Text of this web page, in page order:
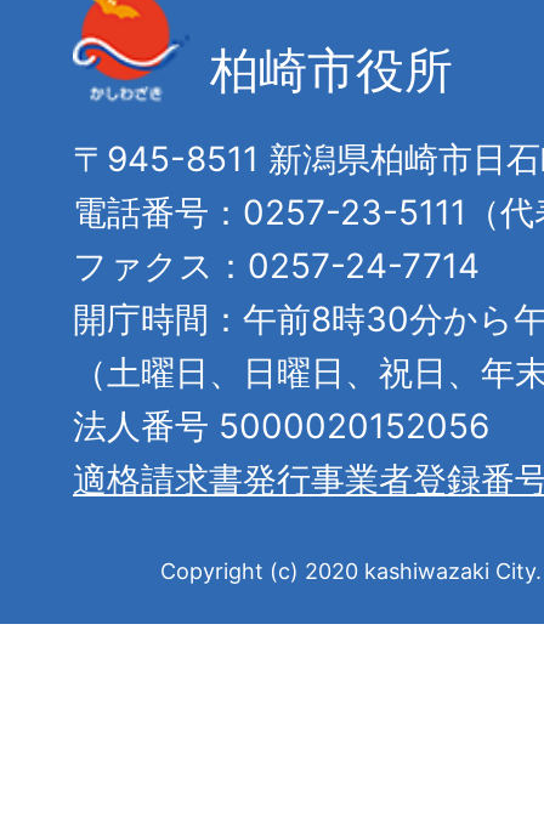
柏崎市役所
〒945-8511 新潟県柏崎市日
電話番号：0257-23-5111（代
ファクス：0257-24-7714
開庁時間：午前8時30分から
（土曜日、日曜日、祝日、年
法人番号 5000020152056
適格請求書発行事業者登録番
Copyright (c) 2020 kashiwazaki